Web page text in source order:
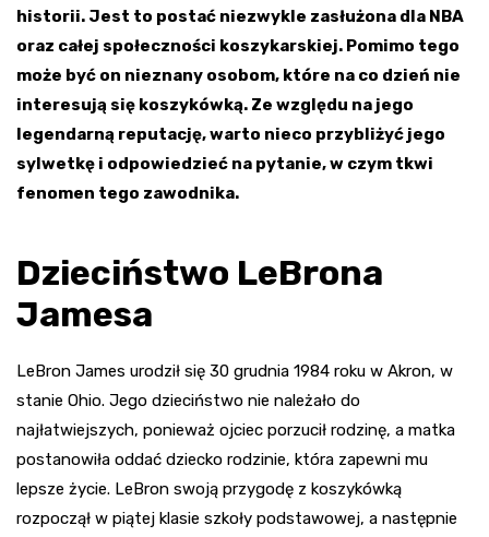
historii. Jest to postać niezwykle zasłużona dla NBA
oraz całej społeczności koszykarskiej. Pomimo tego
może być on nieznany osobom, które na co dzień nie
interesują się koszykówką. Ze względu na jego
legendarną reputację, warto nieco przybliżyć jego
sylwetkę i odpowiedzieć na pytanie, w czym tkwi
fenomen tego zawodnika.
Dzieciństwo LeBrona
Jamesa
LeBron James urodził się 30 grudnia 1984 roku w Akron, w
stanie Ohio. Jego dzieciństwo nie należało do
najłatwiejszych, ponieważ ojciec porzucił rodzinę, a matka
postanowiła oddać dziecko rodzinie, która zapewni mu
lepsze życie. LeBron swoją przygodę z koszykówką
rozpoczął w piątej klasie szkoły podstawowej, a następnie